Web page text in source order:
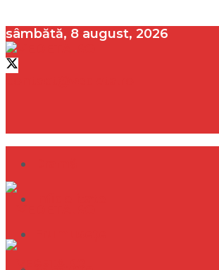
sâmbătă, 8 august, 2026